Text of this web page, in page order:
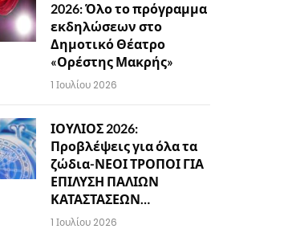
2026: Όλο το πρόγραμμα
εκδηλώσεων στο
Δημοτικό Θέατρο
«Ορέστης Μακρής»
1 Ιουλίου 2026
ΙΟΥΛΙΟΣ 2026:
Προβλέψεις για όλα τα
ζώδια-ΝΕΟΙ ΤΡΟΠΟΙ ΓΙΑ
ΕΠΙΛΥΣΗ ΠΑΛΙΩΝ
ΚΑΤΑΣΤΑΣΕΩΝ…
1 Ιουλίου 2026